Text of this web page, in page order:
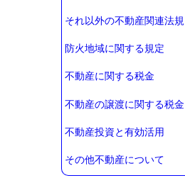
それ以外の不動産関連法規
防火地域に関する規定
不動産に関する税金
不動産の譲渡に関する税金
不動産投資と有効活用
その他不動産について